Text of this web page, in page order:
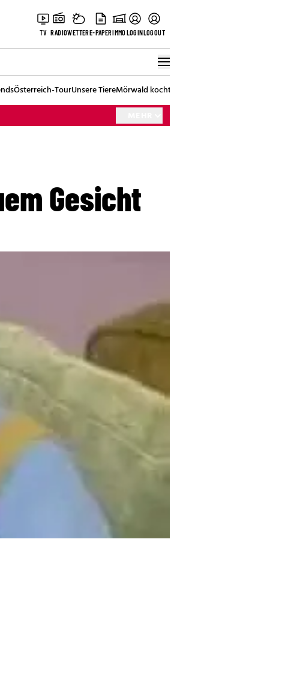
TV RADIOWETTERE-PAPERIMMOLOGINLOGOUT
Österreich-TourUnsere TiereMörwald kocht
Gesicht